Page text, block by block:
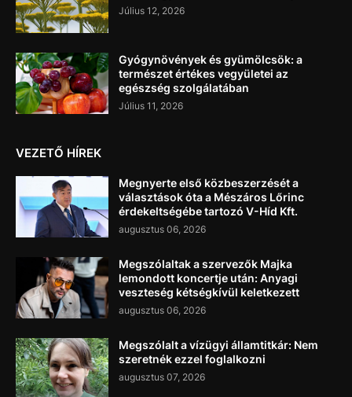
Július 12, 2026
Gyógynövények és gyümölcsök: a
természet értékes vegyületei az
egészség szolgálatában
Július 11, 2026
VEZETŐ HÍREK
Megnyerte első közbeszerzését a
választások óta a Mészáros Lőrinc
érdekeltségébe tartozó V-Híd Kft.
augusztus 06, 2026
Megszólaltak a szervezők Majka
lemondott koncertje után: Anyagi
veszteség kétségkívül keletkezett
augusztus 06, 2026
Megszólalt a vízügyi államtitkár: Nem
szeretnék ezzel foglalkozni
augusztus 07, 2026